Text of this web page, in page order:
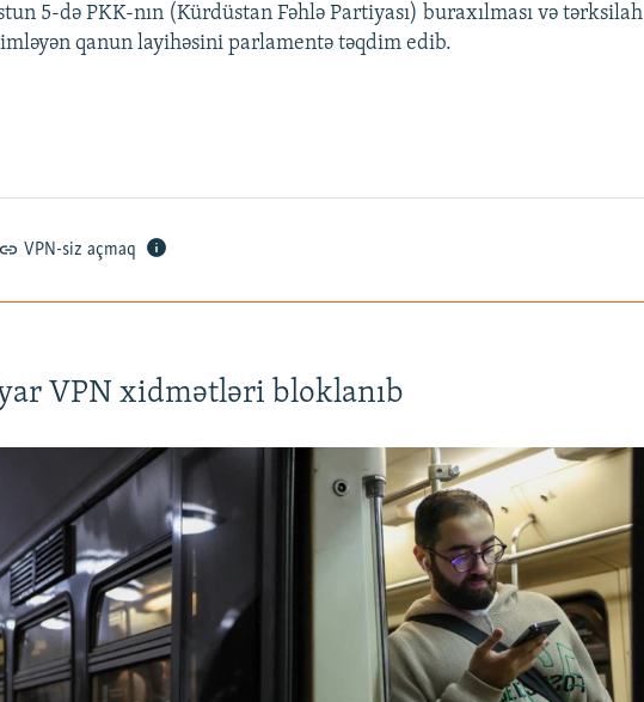
360p
5-də PKK-nın (Kürdüstan Fəhlə Partiyası) buraxılması və tərksilah
qanun layihəsini parlamentə təqdim edib.
VPN-siz açmaq
VPN xidmətləri bloklanıb